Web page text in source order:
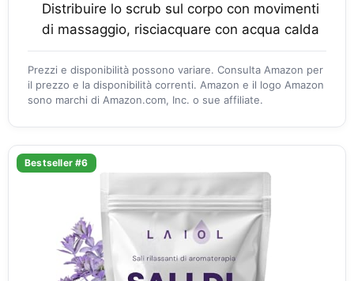
Distribuire lo scrub sul corpo con movimenti
di massaggio, risciacquare con acqua calda
Prezzi e disponibilità possono variare. Consulta Amazon per
il prezzo e la disponibilità correnti. Amazon e il logo Amazon
sono marchi di Amazon.com, Inc. o sue affiliate.
Bestseller #6